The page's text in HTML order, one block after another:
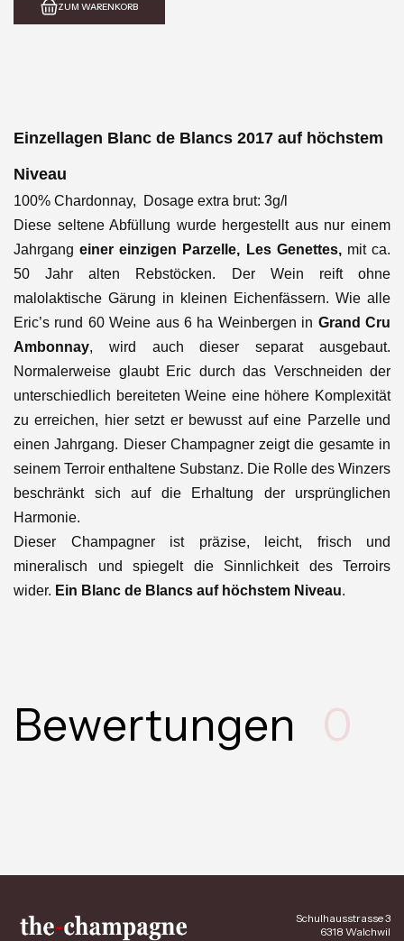
ZUM WARENKORB
Einzellagen Blanc de Blancs 2017 auf höchstem
Niveau
100% Chardonnay, Dosage extra brut: 3g/l
Diese seltene Abfüllung wurde hergestellt aus nur einem
Jahrgangeiner einzigen Parzelle, Les Genettes,mit ca.
50 Jahr alten Rebstöcken. Der Wein reift ohne
malolaktische Gärung in kleinen Eichenfässern. Wie alle
Eric’s rund 60 Weine aus 6 ha Weinbergen in Grand Cru
Ambonnay, wird auch dieser separat ausgebaut.
Normalerweise glaubt Eric durch das Verschneiden der
unterschiedlich bereiteten Weine eine höhere Komplexität
zu erreichen, hier setzt er bewusst auf eine Parzelle und
einen Jahrgang. Dieser Champagner zeigt die gesamte in
seinem Terroir enthaltene Substanz. Die Rolle des Winzers
beschränkt sich auf die Erhaltung der ursprünglichen
Harmonie.
Dieser Champagner ist präzise, leicht, frisch und
mineralisch und spiegelt die Sinnlichkeit des Terroirs
wider. Ein Blanc de Blancs auf höchstem Niveau.
Bewertungen 0
Schulhausstrasse 3
6318 Walchwil